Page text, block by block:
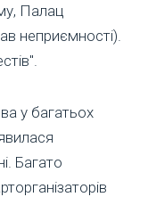
Палац
неприємності).
у багатьох
Багато